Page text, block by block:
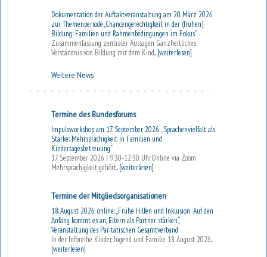
Dokumentation der Auftaktveranstaltung am 20. März 2026
zur Themenperiode „Chancengerechtigkeit in der (frühen)
Bildung: Familien und Rahmenbedingungen im Fokus“
Zusammenfassung zentraler Aussagen Ganzheitliches
Verständnis von Bildung mit dem Kind...[weiterlesen]
Weitere News
Termine des Bundesforums
Impulsworkshop am 17. September 2026: „Sprachenvielfalt als
Stärke: Mehrsprachigkeit in Familien und
Kindertagesbetreuung“
17. September 2026 | 9:30-12:30 UhrOnline via Zoom
Mehrsprachigkeit gehört...[weiterlesen]
Termine der Mitgliedsorganisationen
18. August 2026, online: „Frühe Hilfen und Inklusion: Auf den
Anfang kommt es an, Eltern als Partner stärken“,
Veranstaltung des Paritätischen Gesamtverband
In der Inforeihe Kinder, Jugend und Familie 18. August 2026...
[weiterlesen]